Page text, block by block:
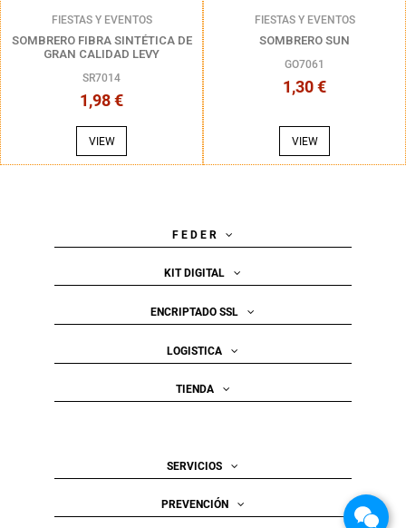
FIESTAS Y EVENTOS
SOMBRERO FIBRA SINTÉTICA DE
GRAN CALIDAD LEVY
SR7014
1,98 €
VIEW
FIESTAS Y EVENTOS
SOMBRERO SUN
GO7061
1,30 €
VIEW
F E D E R
KIT DIGITAL
ENCRIPTADO SSL
LOGISTICA
TIENDA
SERVICIOS
PREVENCIÓN